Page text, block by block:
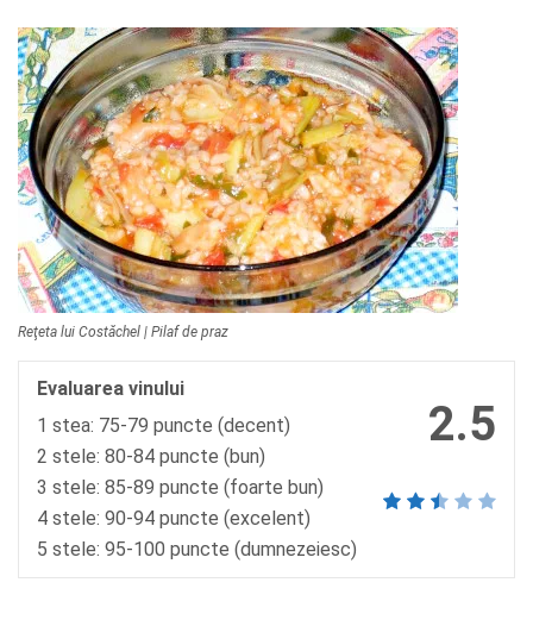
Reţeta lui Costăchel | Pilaf de praz
2.5
Evaluarea vinului
1 stea: 75-79 puncte (decent)
2 stele: 80-84 puncte (bun)
3 stele: 85-89 puncte (foarte bun)
4 stele: 90-94 puncte (excelent)
5 stele: 95-100 puncte (dumnezeiesc)